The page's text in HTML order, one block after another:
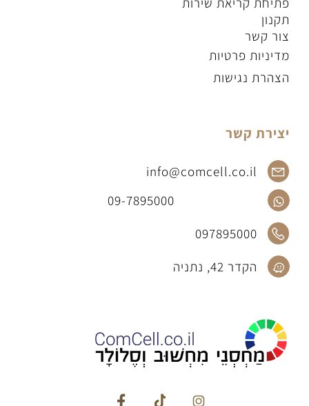
תקנון
צור קשר
מדיניות פרטיות
הצהרת נגישות
יצירת קשר
info@comcell.co.il
09-7895000
097895000
הקדר 42, נתניה